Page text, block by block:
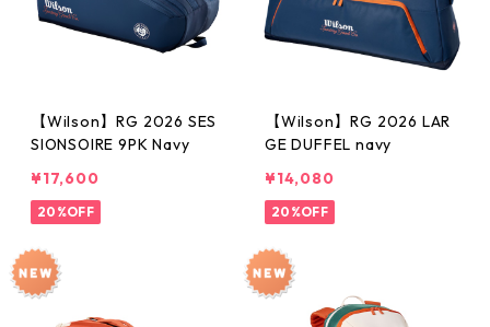
【Wilson】RG 2026 SES
SIONSOIRE 9PK Navy
¥17,600
20%OFF
【Wilson】RG 2026 LAR
GE DUFFEL navy
¥14,080
20%OFF